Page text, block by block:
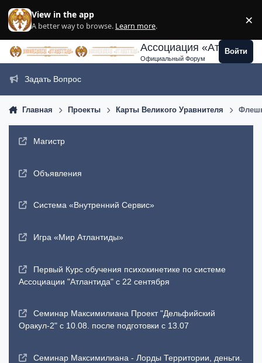
View in the app
A better way to browse. Learn more. ×
Ассоциация
Официальный Форум
Войти
Задать Вопрос
Главная Проекты Карты Великого Уравнителя
Магистр
Объявления
Система «Внутренний Сервис»
Игра «Мир Атлантиды»
Первый Курс обучения психокинетике по системе
Ассоциации "Атлантида" с 22 сентября
Семинар Максимилиана Проект "Дельфийский
Оракул-2" с 10.08. после подготовки с 13.07
Семинар Максимилиана - Лорды Территории, деньги.